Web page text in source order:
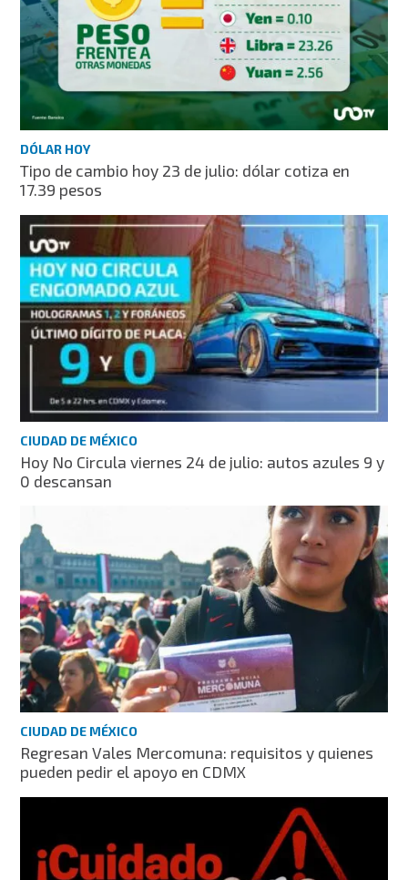
DÓLAR HOY
Tipo de cambio hoy 23 de julio: dólar cotiza en
17.39 pesos
CIUDAD DE MÉXICO
Hoy No Circula viernes 24 de julio: autos azules 9 y
0 descansan
CIUDAD DE MÉXICO
Regresan Vales Mercomuna: requisitos y quienes
pueden pedir el apoyo en CDMX